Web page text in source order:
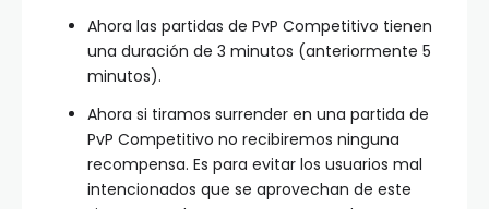
Ahora las partidas de PvP Competitivo tienen
una duración de 3 minutos (anteriormente 5
minutos).
Ahora si tiramos surrender en una partida de
PvP Competitivo no recibiremos ninguna
recompensa. Es para evitar los usuarios mal
intencionados que se aprovechan de este